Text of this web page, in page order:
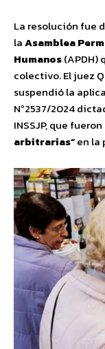
La resolución fue
laAsamblea
Humanos(APDH)
colectivo. El juez
suspendió la
Nº2537/2024
INSSJP, que
arbitrarias”en la